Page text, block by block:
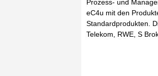
Prozess- und
eC4u mit den
Standardprodukten.
Telekom, RWE, S